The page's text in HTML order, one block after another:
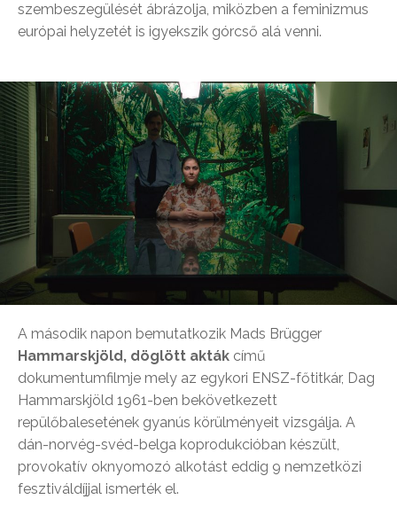
szembeszegülését ábrázolja, miközben a feminizmus
európai helyzetét is igyekszik górcső alá venni.
A második napon bemutatkozik Mads Brügger
Hammarskjöld, döglött akták című
dokumentumfilmje mely az egykori ENSZ-főtitkár, Dag
Hammarskjöld 1961-ben bekövetkezett
repülőbalesetének gyanús körülményeit vizsgálja. A
dán-norvég-svéd-belga koprodukcióban készült,
provokatív oknyomozó alkotást eddig 9 nemzetközi
fesztiváldíjjal ismerték el.